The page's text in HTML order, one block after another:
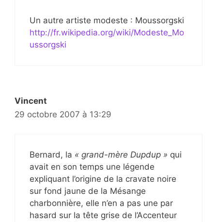
Un autre artiste modeste : Moussorgski
http://fr.wikipedia.org/wiki/Modeste_Mo
ussorgski
Vincent
29 octobre 2007 à 13:29
Bernard, la « grand-mère Dupdup » qui
avait en son temps une légende
expliquant l’origine de la cravate noire
sur fond jaune de la Mésange
charbonnière, elle n’en a pas une par
hasard sur la tête grise de l’Accenteur